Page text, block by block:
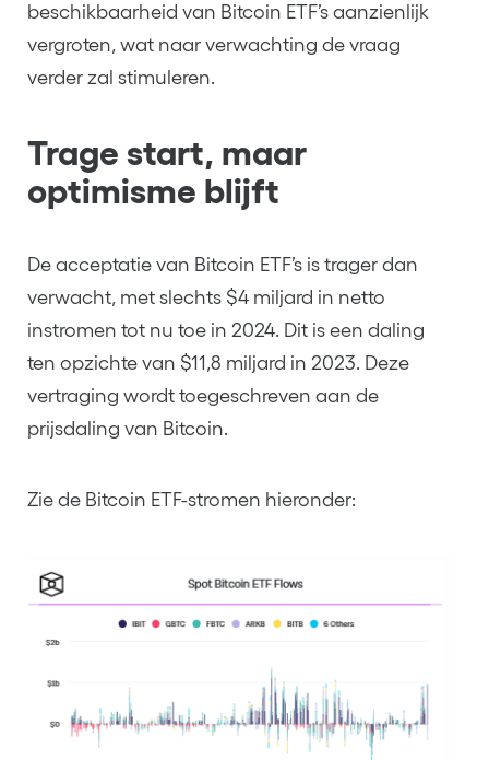
beschikbaarheid van Bitcoin ETF’s aanzienlijk
vergroten, wat naar verwachting de vraag
verder zal stimuleren.
Trage start, maar
optimisme blijft
De acceptatie van Bitcoin ETF’s is trager dan
verwacht, met slechts $4 miljard in netto
instromen tot nu toe in 2024. Dit is een daling
ten opzichte van $11,8 miljard in 2023. Deze
vertraging wordt toegeschreven aan de
prijsdaling van Bitcoin.
Zie de Bitcoin ETF-stromen hieronder: